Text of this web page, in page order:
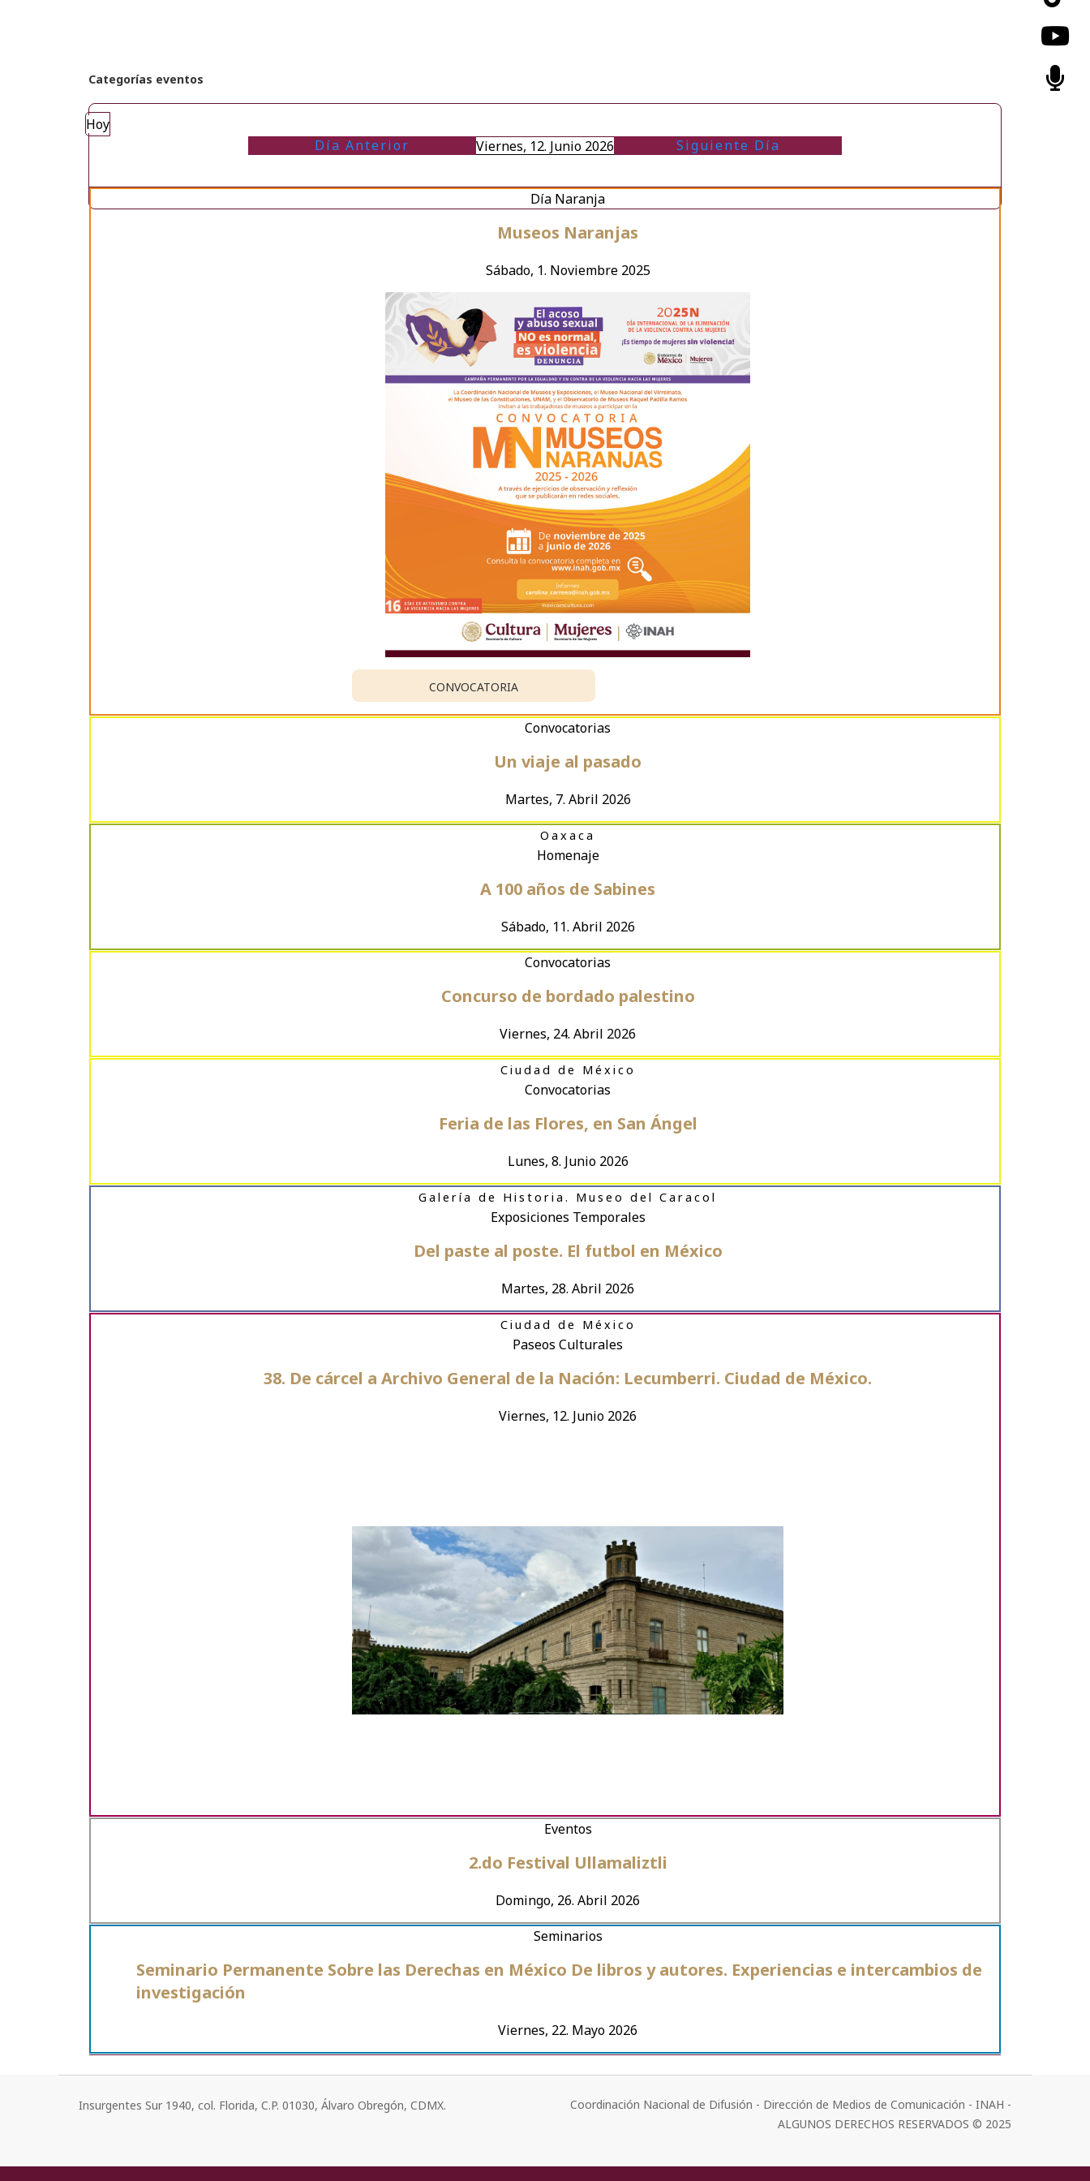
Categorías eventos
Hoy
Día Anterior
Viernes, 12. Junio 2026 Siguiente Día
CONVOCATORIA
Sábado, 1. Noviembre 2025
Museos Naranjas
Día Naranja
Martes, 7. Abril 2026
Un viaje al pasado
Convocatorias
Sábado, 11. Abril 2026
A 100 años de Sabines
Homenaje
Oaxaca
Viernes, 24. Abril 2026
Concurso de bordado palestino
Convocatorias
Lunes, 8. Junio 2026
Feria de las Flores, en San Ángel
Convocatorias
Ciudad de México
Martes, 28. Abril 2026
Del paste al poste. El futbol en México
Exposiciones Temporales
Galería de Historia. Museo del Caracol
Viernes, 12. Junio 2026
38. De cárcel a Archivo General de la Nación: Lecumberri. Ciudad de México.
Paseos Culturales
Ciudad de México
Domingo, 26. Abril 2026
2.do Festival Ullamaliztli
Eventos
Viernes, 22. Mayo 2026
Seminario Permanente Sobre las Derechas en México De libros y autores. Experiencias e intercambios de
investigación
Seminarios
Insurgentes Sur 1940, col. Florida, C.P. 01030, Álvaro Obregón, CDMX.
Coordinación Nacional de Difusión - Dirección de Medios de Comunicación - INAH -
ALGUNOS DERECHOS RESERVADOS © 2025